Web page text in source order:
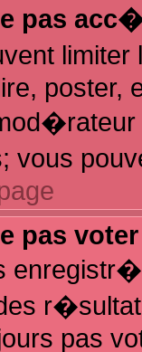
pas
poster,
pas
pas